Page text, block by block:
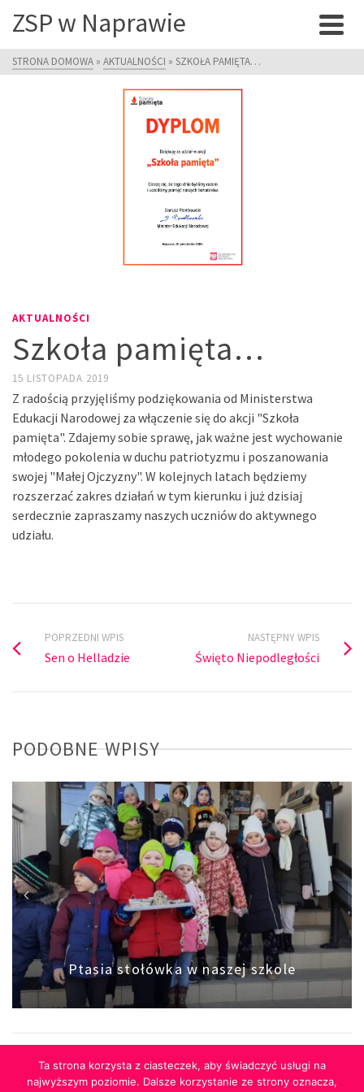
ZSP w Naprawie
STRONA DOMOWA » AKTUALNOŚCI » SZKOŁA PAMIĘTA…
AKTUALNOŚCI
Szkoła pamięta…
15 LISTOPADA 2019
Z radością przyjęliśmy podziękowania od Ministerstwa
Edukacji Narodowej za włączenie się do akcji "Szkoła
pamięta". Zdajemy sobie sprawę, jak ważne jest wychowanie
młodego pokolenia w duchu patriotyzmu i poszanowania
swojej "Małej Ojczyzny". W kolejnych latach będziemy
rozszerzać zakres działań w tym kierunku i już dzisiaj
serdecznie zapraszamy naszych uczniów do aktywnego
udziału.
POPRZEDNI WPIS
Sen o Helladzie
NASTĘPNY WPIS
Święto Niepodległości
PODOBNE WPISY
Ptasia stołówka w naszej szkole
Ta strona korzysta z ciasteczek, aby świadczyć usługi na
najwyższym poziomie. Dalsze korzystanie ze strony oznacza,